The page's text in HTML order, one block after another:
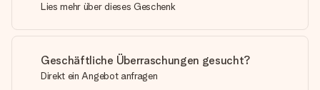
Lies mehr über dieses Geschenk
Geschäftliche Überraschungen gesucht?
Direkt ein Angebot anfragen